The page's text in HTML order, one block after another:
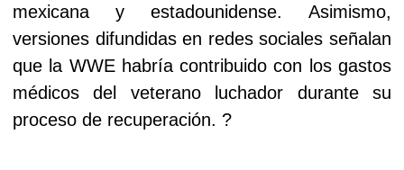
mexicana y estadounidense. Asimismo,
versiones difundidas en redes sociales señalan
que la WWE habría contribuido con los gastos
médicos del veterano luchador durante su
proceso de recuperación. ?